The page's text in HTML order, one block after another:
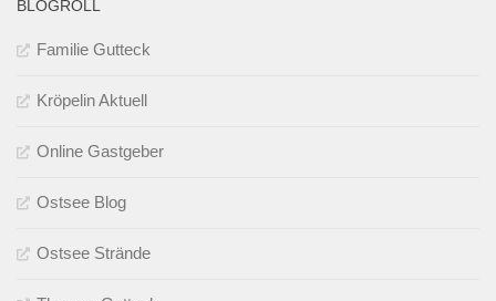
BLOGROLL
Familie Gutteck
Kröpelin Aktuell
Online Gastgeber
Ostsee Blog
Ostsee Strände